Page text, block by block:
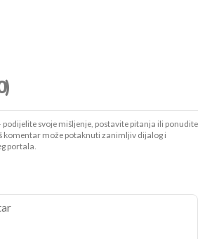
podijelite svoje mišljenje, postavite pitanja ili ponudite
komentar može potaknuti zanimljiv dijalog i
portala.